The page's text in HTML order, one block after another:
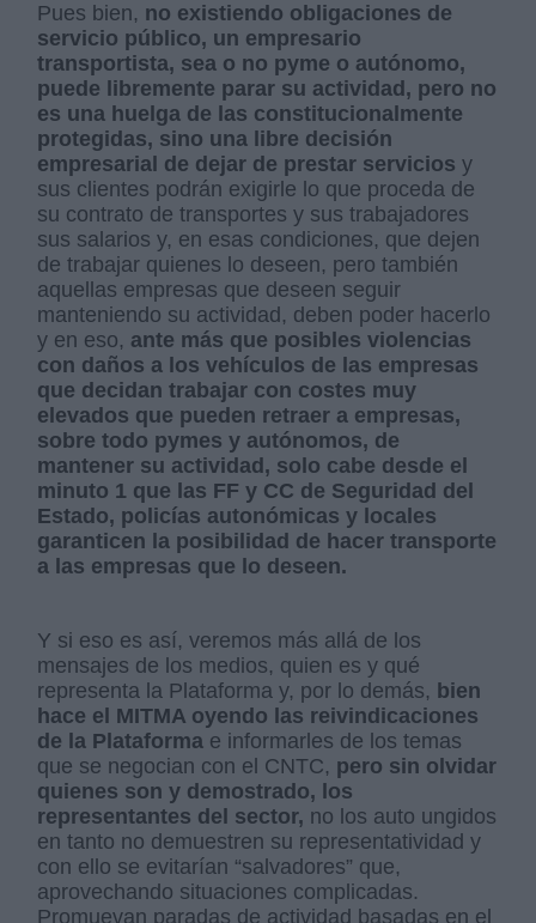
Pues bien, no existiendo obligaciones de
servicio público, un empresario
transportista, sea o no pyme o autónomo,
puede libremente parar su actividad, pero no
es una huelga de las constitucionalmente
protegidas, sino una libre decisión
empresarial de dejar de prestar servicios y
sus clientes podrán exigirle lo que proceda de
su contrato de transportes y sus trabajadores
sus salarios y, en esas condiciones, que dejen
de trabajar quienes lo deseen, pero también
aquellas empresas que deseen seguir
manteniendo su actividad, deben poder hacerlo
y en eso, ante más que posibles violencias
con daños a los vehículos de las empresas
que decidan trabajar con costes muy
elevados que pueden retraer a empresas,
sobre todo pymes y autónomos, de
mantener su actividad, solo cabe desde el
minuto 1 que las FF y CC de Seguridad del
Estado, policías autonómicas y locales
garanticen la posibilidad de hacer transporte
a las empresas que lo deseen.
Y si eso es así, veremos más allá de los
mensajes de los medios, quien es y qué
representa la Plataforma y, por lo demás, bien
hace el MITMA oyendo las reivindicaciones
de la Plataforma e informarles de los temas
que se negocian con el CNTC, pero sin olvidar
quienes son y demostrado, los
representantes del sector, no los auto ungidos
en tanto no demuestren su representatividad y
con ello se evitarían “salvadores” que,
aprovechando situaciones complicadas.
Promuevan paradas de actividad basadas en el